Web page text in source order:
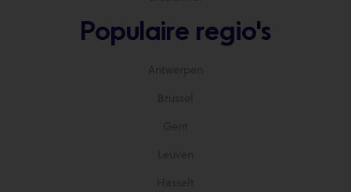
Populaire regio's
Antwerpen
Brussel
Gent
Leuven
Hasselt